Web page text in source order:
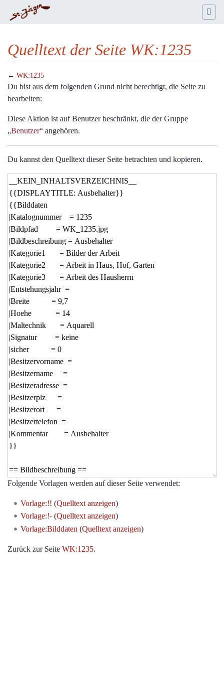
Quelltext der Seite WK:1235
← WK:1235
Wechseln zu:Navigation,Suche
Du bist aus dem folgenden Grund nicht berechtigt, die Seite zu
bearbeiten:
Diese Aktion ist auf Benutzer beschränkt, die der Gruppe
„Benutzer“ angehören.
Du kannst den Quelltext dieser Seite betrachten und kopieren.
Folgende Vorlagen werden auf dieser Seite verwendet:
Vorlage:!! (Quelltext anzeigen)
Vorlage:!-(Quelltext anzeigen)
Vorlage:Bilddaten (Quelltext anzeigen)
Zurück zur Seite WK:1235.